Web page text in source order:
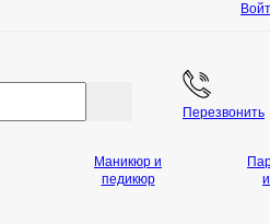
Перезвонить
Маникюр и
педикюр